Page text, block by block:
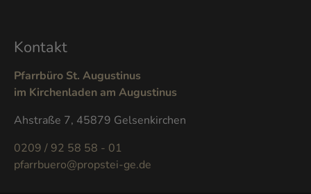
Kontakt
Pfarrbüro St. Augustinus
im Kirchenladen am Augustinus
Ahstraße 7, 45879 Gelsenkirchen
0209 / 92 58 58 - 01
pfarrbuero@propstei-ge.de